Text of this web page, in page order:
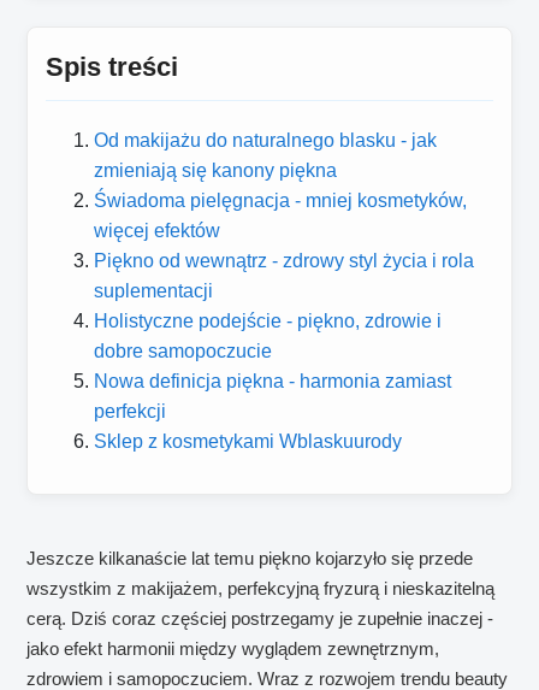
Spis treści
Od makijażu do naturalnego blasku - jak
zmieniają się kanony piękna
Świadoma pielęgnacja - mniej kosmetyków,
więcej efektów
Piękno od wewnątrz - zdrowy styl życia i rola
suplementacji
Holistyczne podejście - piękno, zdrowie i
dobre samopoczucie
Nowa definicja piękna - harmonia zamiast
perfekcji
Sklep z kosmetykami Wblaskuurody
Jeszcze kilkanaście lat temu piękno kojarzyło się przede
wszystkim z makijażem, perfekcyjną fryzurą i nieskazitelną
cerą. Dziś coraz częściej postrzegamy je zupełnie inaczej -
jako efekt harmonii między wyglądem zewnętrznym,
zdrowiem i samopoczuciem. Wraz z rozwojem trendu beauty